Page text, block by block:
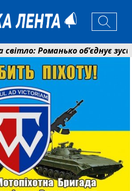
Романько об’єднує
спрямував 0,2 млрд грн